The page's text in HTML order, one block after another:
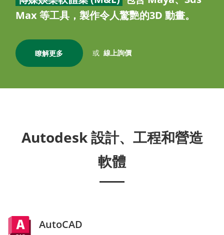
Max 等工具，製作令人驚艷的3D 動畫。
瞭解更多 或 線上詢價
Autodesk 設計、工程和營造
軟體
AutoCAD